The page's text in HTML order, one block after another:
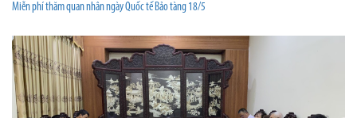
Miễn phí thăm quan nhân ngày Quốc tế Bảo tàng 18/5